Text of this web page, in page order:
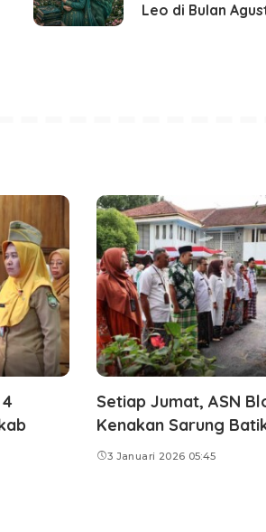
Leo di Bulan
Setiap Jumat, ASN
Kenakan Sarung
3 Januari 2026 05:45